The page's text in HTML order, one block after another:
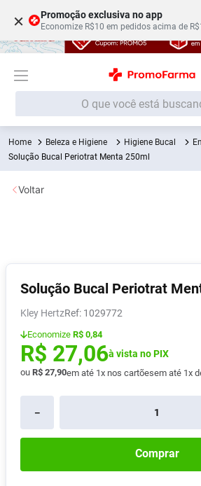
× Promoção exclusiva no app
Economize R$10 em pedidos acima de
O que você está buscando?
Beleza e Higiene Higiene Bucal
Solução Bucal Periotrat Menta 250ml
Solução Bucal Periotrat
Kley Hertz : 1029772
Economize R$ 0,84
R$ 27,06à vista no PIX
ou R$ 27,90em até 1x nos cartõesem até 1x
－
Comprar
Voltar
Termos mais buscados
1º Fralda
2
5º Fralda G
6º Shampoo
7º Desodorante
8º Absorvente
9 Lavitan
10º Vitamina D